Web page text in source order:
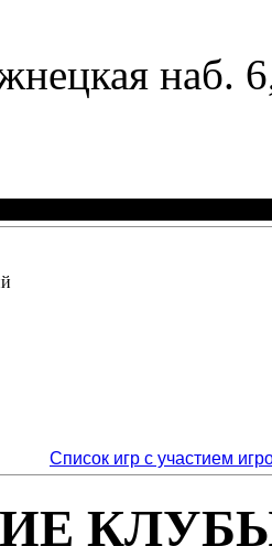
наб.
Список игр с участием